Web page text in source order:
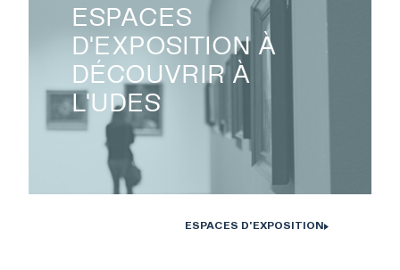
ESPACES
D'EXPOSITION À
DÉCOUVRIR À
L'UDES
ESPACES D'EXPOSITION